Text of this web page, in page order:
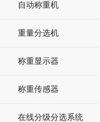
自动称重机
重量分选机
称重显示器
称重传感器
在线分级分选系统